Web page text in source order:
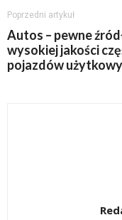
Poprzedni artykuł
Autos – pewne
wysokiej jakości
pojazdów